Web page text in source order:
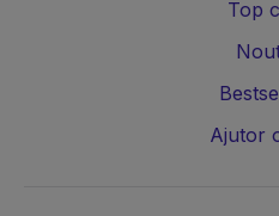
Top
Ajutor